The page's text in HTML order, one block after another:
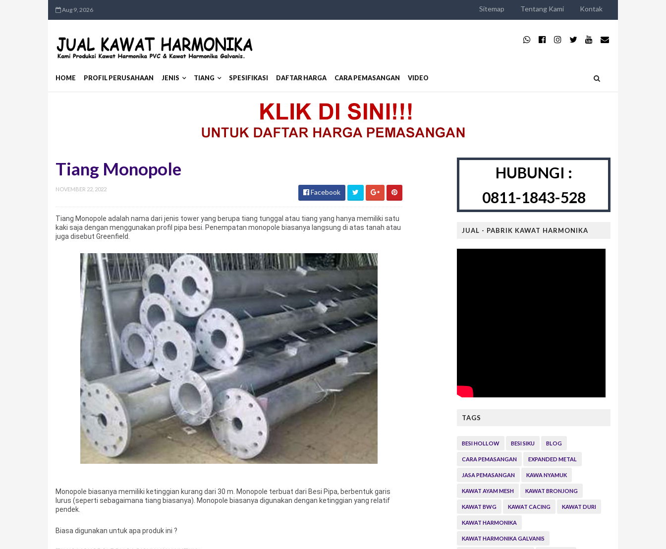
Aug 9, 2026 Sitemap Tentang Kami Kontak
HOME PROFIL PERUSAHAAN JENIS TIANG SPESIFIKASI DAFTAR HARGA CARA PEMASANGAN VIDEO
Tiang Monopole
NOVEMBER 22, 2022 Facebook
Tiang Monopole adalah nama dari jenis tower yang berupa tiang tunggal atau tiang yang hanya memiliki satu
kaki saja dengan menggunakan profil pipa besi. Penempatan monopole biasanya langsung di atas tanah atau
juga disebut Greenfield.
Monopole biasanya memiliki ketinggian kurang dari 30 m. Monopole terbuat dari Besi Pipa, berbentuk garis
lurus (seperti sebagaimana tiang biasanya). Monopole biasanya digunakan dengan ketinggian yang relatif
pendek.
Biasa digunakan untuk apa produk ini ?
HUBUNGI :
0811-1843-528
JUAL - PABRIK KAWAT HARMONIKA
TAGS
BESI HOLLOW BESI SIKU BLOG
CARA PEMASANGAN EXPANDED METAL
JASA PEMASANGAN KAWA NYAMUK
KAWAT AYAM MESH KAWAT BRONJONG
KAWAT BWG KAWAT CACING KAWAT DURI
KAWAT HARMONIKA
KAWAT HARMONIKA GALVANIS